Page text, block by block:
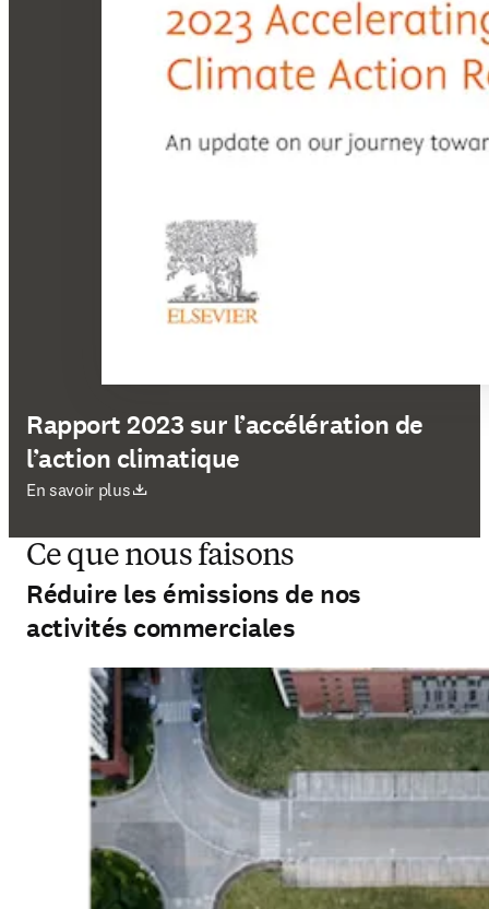
Rapport 2023 sur l’accélération de
l’action climatique
En savoir plus
S’ouvre dans une nouvelle fenêtre
Ce que nous faisons
Réduire les émissions de nos
activités commerciales